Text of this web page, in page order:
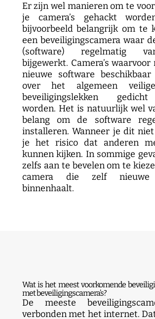
Er zijn wel manieren om te
je camera’s gehackt
bijvoorbeeld belangrijk om te
een beveiligingscamera waar
(software) regelmatig
bijgewerkt. Camera’s
nieuwe software
over het algemeen
beveiligingslekken
worden. Het is natuurlijk wel
belang om de software
installeren. Wanneer je dit
je het risico dat anderen
kunnen kijken. In sommige
zelfs aan te bevelen om te
camera die zelf nieuwe
binnenhaalt.
Wat is het meest voorkomende
met beveiligingscamera’s?
De meeste
verbonden met het internet.